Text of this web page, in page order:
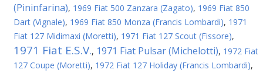
(Pininfarina), 1969 Fiat 500 Zanzara (Zagato), 1969 Fiat 850
Dart (Vignale), 1969 Fiat 850 Monza (Francis Lombardi), 1971
Fiat 127 Midimaxi (Moretti), 1971 Fiat 127 Scout (Fissore),
1971 Fiat E.S.V., 1971 Fiat Pulsar (Michelotti), 1972 Fiat
127 Coupe (Moretti), 1972 Fiat 127 Holiday (Francis Lombardi),